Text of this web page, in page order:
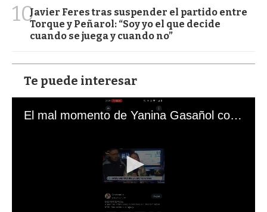
10Javier Feres tras suspender el partido entre
Torque y Peñarol: “Soy yo el que decide
cuando se juega y cuando no”
Te puede interesar
El mal momento de Yanina Gasañol con un hincha argentino en "Subrayado"